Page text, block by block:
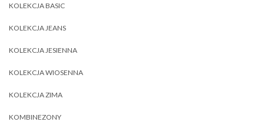
KOLEKCJA BASIC
KOLEKCJA JEANS
KOLEKCJA JESIENNA
KOLEKCJA WIOSENNA
KOLEKCJA ZIMA
KOMBINEZONY